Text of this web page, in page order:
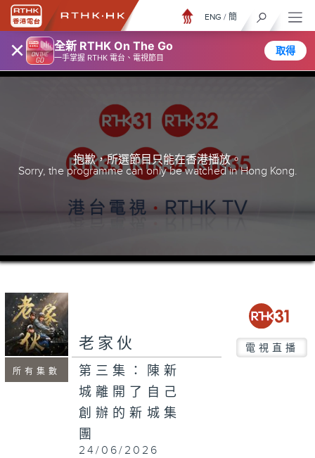
× 全新 RTHK On The Go
一手掌握 RTHK 電台、電視節目
取得
ENG / 簡
抱歉，所選節目只能在香港播放。
Sorry, the programme can only be watched in Hong Kong.
所有集數
老家伙 電視直播
第三集：陳新
城離開了自己
創辦的新城集
團
24/06/2026